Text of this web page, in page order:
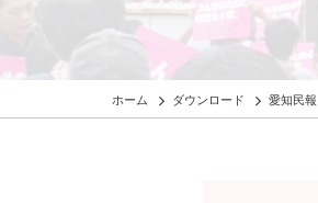
ホーム ダウンロード 愛知民報